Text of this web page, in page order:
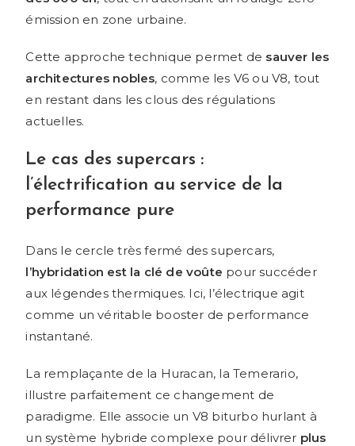
émission en zone urbaine.
Cette approche technique permet de sauver les
architectures nobles, comme les V6 ou V8, tout
en restant dans les clous des régulations
actuelles.
Le cas des supercars :
l’électrification au service de la
performance pure
Dans le cercle très fermé des supercars,
l’hybridation est la clé de voûte pour succéder
aux légendes thermiques. Ici, l’électrique agit
comme un véritable booster de performance
instantané.
La remplaçante de la Huracan, la Temerario,
illustre parfaitement ce changement de
paradigme. Elle associe un V8 biturbo hurlant à
un système hybride complexe pour délivrer plus